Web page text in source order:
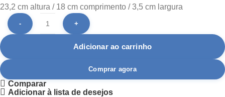
23,2 cm altura / 18 cm comprimento / 3,5 cm largura
Adicionar ao carrinho
Comprar agora
Comparar
Adicionar à lista de desejos